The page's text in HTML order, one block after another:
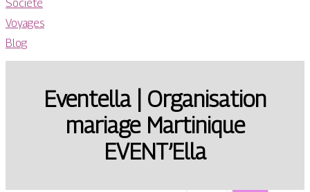
Société
Voyages
Blog
Eventella | Or­ganisa­tion
mariage Martinique
EVENT’Ella